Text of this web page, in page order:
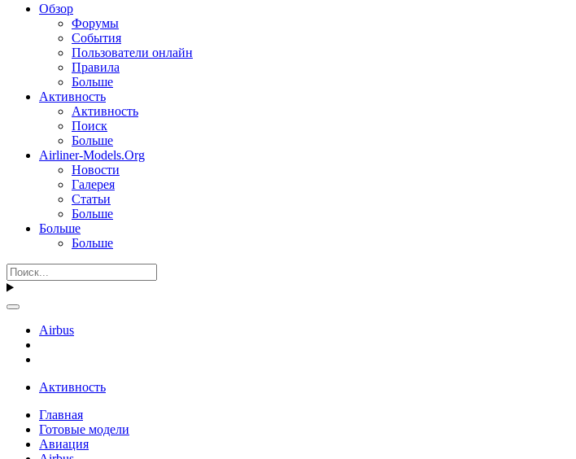
Обзор
Форумы
События
Пользователи онлайн
Правила
Больше
Активность
Активность
Поиск
Больше
Airliner-Models.Org
Новости
Галерея
Статьи
Больше
Больше
Больше
Airbus
Активность
Главная
Готовые модели
Авиация